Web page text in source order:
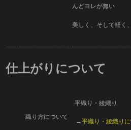
んどヨレが無い
美しく、そして軽く
仕上がりについて
織り方について
平織り・綾織り
→平織り・綾織りに